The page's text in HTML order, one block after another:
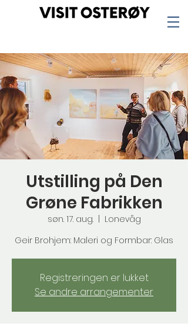
Utstilling på Den
Grøne Fabrikken
søn. 17. aug.
  |
Lonevåg
Geir Brohjem: Maleri og Formbar: Glas
Registreringen er lukket
Se andre arrangementer